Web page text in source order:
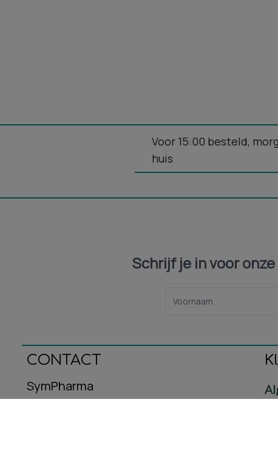
Voor 15:00 besteld,
huis
Schrijf je in voor
CONTACT
SymPharma
Oeralstraat 12